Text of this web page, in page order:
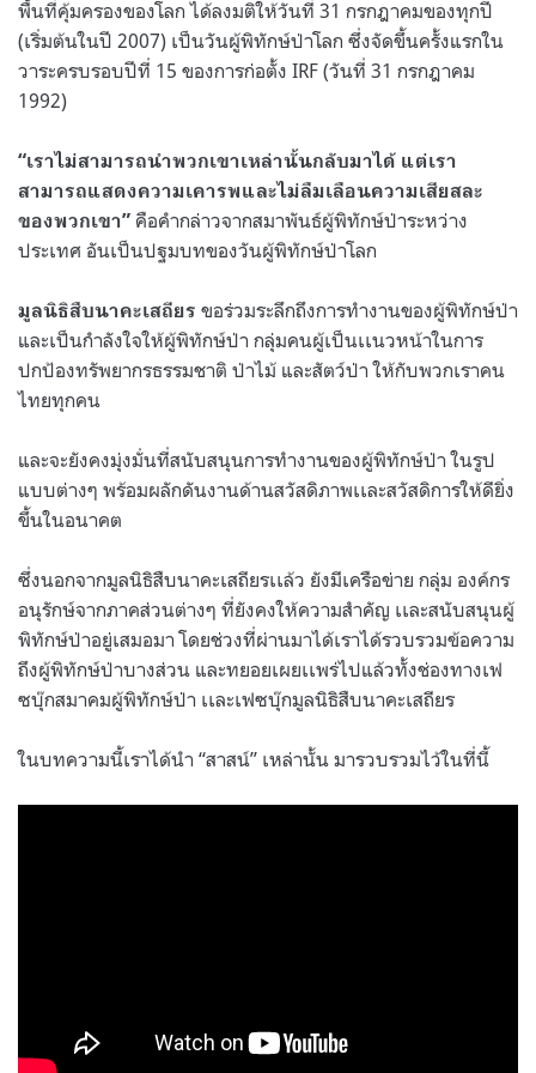
พื้นที่คุ้มครองของโลก ได้ลงมติให้วันที่ 31 กรกฎาคมของทุกปี
(เริ่มต้นในปี 2007) เป็นวันผู้พิทักษ์ป่าโลก ซึ่งจัดขึ้นครั้งแรกใน
วาระครบรอบปีที่ 15 ของการก่อตั้ง IRF (วันที่ 31 กรกฎาคม
1992)
“เราไม่สามารถนำพวกเขาเหล่านั้นกลับมาได้ แต่เรา
สามารถแสดงความเคารพและไม่ลืมเลือนความเสียสละ
ของพวกเขา” คือคำกล่าวจากสมาพันธ์ผู้พิทักษ์ป่าระหว่าง
ประเทศ อันเป็นปฐมบทของวันผู้พิทักษ์ป่าโลก
มูลนิธิสืบนาคะเสถียร ขอร่วมระลึกถึงการทำงานของผู้พิทักษ์ป่า
และเป็นกำลังใจให้ผู้พิทักษ์ป่า กลุ่มคนผู้เป็นเเนวหน้าในการ
ปกป้องทรัพยากรธรรมชาติ ป่าไม้ และสัตว์ป่า ให้กับพวกเราคน
ไทยทุกคน
และจะยังคงมุ่งมั่นที่สนับสนุนการทำงานของผู้พิทักษ์ป่า ในรูป
แบบต่างๆ พร้อมผลักดันงานด้านสวัสดิภาพเเละสวัสดิการให้ดียิ่ง
ขึ้นในอนาคต
ซึ่งนอกจากมูลนิธิสืบนาคะเสถียรเเล้ว ยังมีเครือข่าย กลุ่ม องค์กร
อนุรักษ์จากภาคส่วนต่างๆ ที่ยังคงให้ความสำคัญ เเละสนับสนุนผู้
พิทักษ์ป่าอยู่เสมอมา โดยช่วงที่ผ่านมาได้เราได้รวบรวมข้อความ
ถึงผู้พิทักษ์ป่าบางส่วน และทยอยเผยเเพร่ไปแล้วทั้งช่องทางเฟ
ซบุ๊กสมาคมผู้พิทักษ์ป่า เเละเฟซบุ๊กมูลนิธิสืบนาคะเสถียร
ในบทความนี้เราได้นำ “สาสน์” เหล่านั้น มารวบรวมไว้ในที่นี้